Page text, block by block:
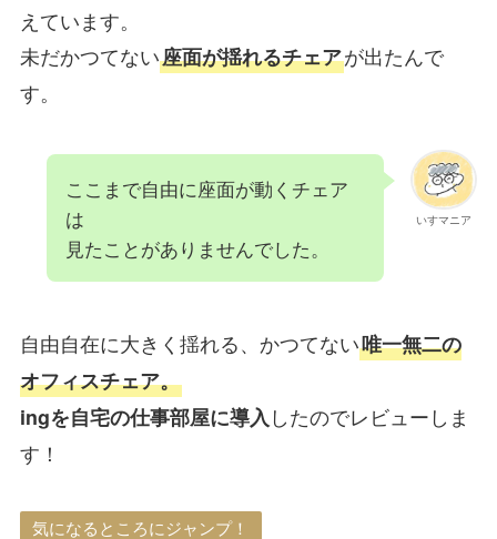
えています。
未だかつてない座面が揺れるチェアが出たんで
す。
いすマニア
ここまで自由に座面が動くチェア
は
見たことがありませんでした。
自由自在に大きく揺れる、かつてない唯一無二の
オフィスチェア。
ingを自宅の仕事部屋に導入したのでレビューしま
す！
気になるところにジャンプ！